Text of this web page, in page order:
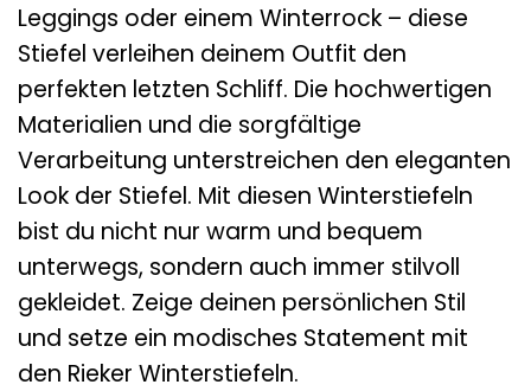
Leggings oder einem Winterrock – diese
Stiefel verleihen deinem Outfit den
perfekten letzten Schliff. Die hochwertigen
Materialien und die sorgfältige
Verarbeitung unterstreichen den eleganten
Look der Stiefel. Mit diesen Winterstiefeln
bist du nicht nur warm und bequem
unterwegs, sondern auch immer stilvoll
gekleidet. Zeige deinen persönlichen Stil
und setze ein modisches Statement mit
den Rieker Winterstiefeln.